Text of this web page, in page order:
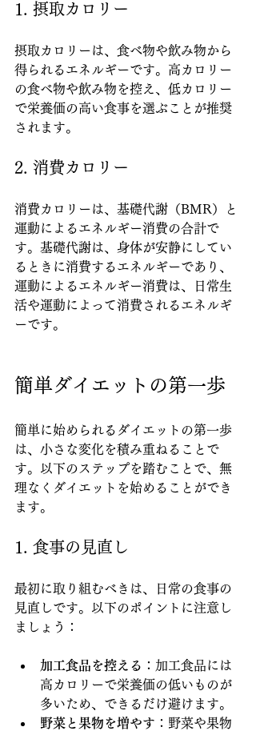
1. 摂取カロリー
摂取カロリーは、食べ物や飲み物から
得られるエネルギーです。高カロリー
の食べ物や飲み物を控え、低カロリー
で栄養価の高い食事を選ぶことが推奨
されます。
2. 消費カロリー
消費カロリーは、基礎代謝（BMR）と
運動によるエネルギー消費の合計で
す。基礎代謝は、身体が安静にしてい
るときに消費するエネルギーであり、
運動によるエネルギー消費は、日常生
活や運動によって消費されるエネルギ
ーです。
簡単ダイエットの第一歩
簡単に始められるダイエットの第一歩
は、小さな変化を積み重ねることで
す。以下のステップを踏むことで、無
理なくダイエットを始めることができ
ます。
1. 食事の見直し
最初に取り組むべきは、日常の食事の
見直しです。以下のポイントに注意し
ましょう：
加工食品を控える ：加工食品には
高カロリーで栄養価の低いものが
多いため、できるだけ避けます。
野菜と果物を増やす ：野菜や果物